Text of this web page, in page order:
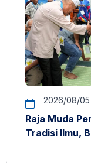
2026/08/05
Raja Muda
Tradisi Ilmu,